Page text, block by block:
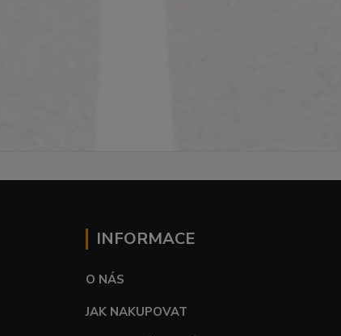
INFORMACE
O NÁS
JAK NAKUPOVAT